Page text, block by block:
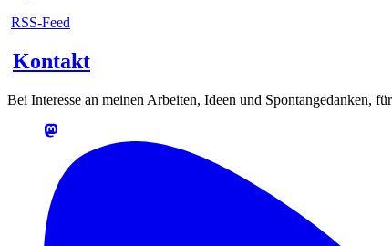
RSS-Feed
Kontakt
Bei Interesse an meinen Arbeiten, Ideen und Spontangedanken,